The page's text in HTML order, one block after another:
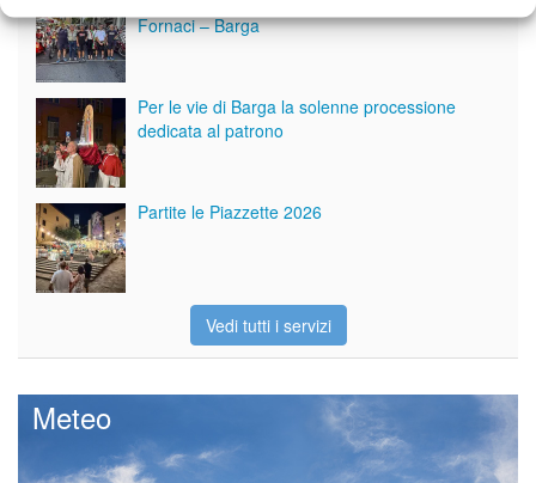
Fornaci – Barga
Per le vie di Barga la solenne processione
dedicata al patrono
Partite le Piazzette 2026
Vedi tutti i servizi
Meteo